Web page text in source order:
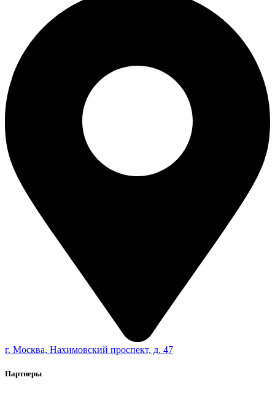
г. Москва, Нахимовский проспект, д. 47
Партнеры